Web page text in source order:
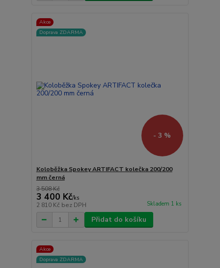
Akce
Doprava ZDARMA
- 3 %
Koloběžka Spokey ARTIFACT kolečka 200/200
mm černá
3 508 Kč
3 400 Kč/ks
2 810 Kč bez DPH Skladem 1 ks
Přidat do košíku
Akce
Doprava ZDARMA